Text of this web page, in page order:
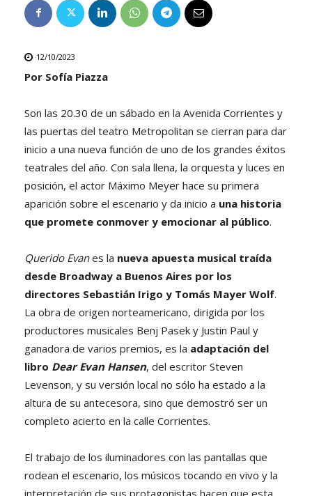
12/10/2023
Por Sofía Piazza
Son las 20.30 de un sábado en la Avenida Corrientes y
las puertas del teatro Metropolitan se cierran para dar
inicio a una nueva función de uno de los grandes éxitos
teatrales del año. Con sala llena, la orquesta y luces en
posición, el actor Máximo Meyer hace su primera
aparición sobre el escenario y da inicio a una historia
que promete conmover y emocionar al público.
Querido Evanes la nueva apuesta musical traída
desde Broadway a Buenos Aires por los
directores Sebastián Irigo y Tomás Mayer Wolf.
La obra de origen norteamericano, dirigida por los
productores musicales Benj Pasek y Justin Paul y
ganadora de varios premios, es la adaptación del
libro Dear Evan Hansen, del escritor Steven
Levenson, y su versión local no sólo ha estado a la
altura de su antecesora, sino que demostró ser un
completo acierto en la calle Corrientes.
El trabajo de los iluminadores con las pantallas que
rodean el escenario, los músicos tocando en vivo y la
interpretación de sus protagonistas hacen que esta